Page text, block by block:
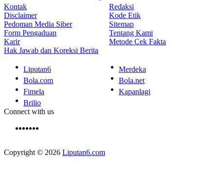
Kontak
Redaksi
Disclaimer
Kode Etik
Pedoman Media Siber
Sitemap
Form Pengaduan
Tentang Kami
Karir
Metode Cek Fakta
Hak Jawab dan Koreksi Berita
Liputan6
Merdeka
Bola.com
Bola.net
Fimela
Kapanlagi
Brilio
Connect with us
Copyright © 2026 Liputan6.com